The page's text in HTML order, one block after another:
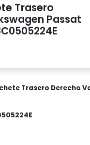
Trasero
Passat
Trasero Derecho